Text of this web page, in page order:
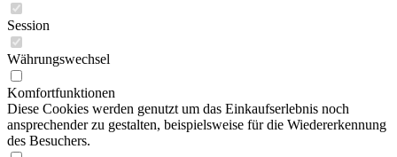
Session
Währungswechsel
Komfortfunktionen
Diese Cookies werden genutzt um das Einkaufserlebnis noch
ansprechender zu gestalten, beispielsweise für die Wiedererkennung
des Besuchers.